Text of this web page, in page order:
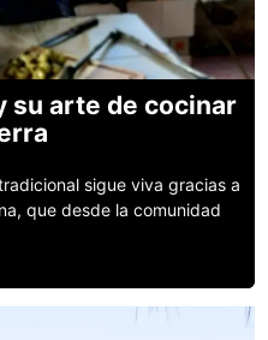
su arte de cocinar
sigue viva gracias a
que desde la comunidad